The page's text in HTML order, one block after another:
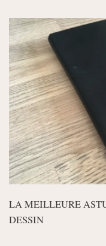
LA MEILLEURE
DESSIN